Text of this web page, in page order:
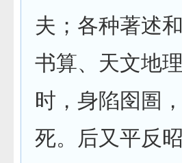
夫；各种著述
书算、天文地
时，身陷囹圄
死。后又平反